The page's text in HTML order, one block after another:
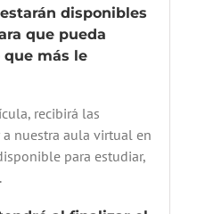
disponibles
que pueda
más le
recibirá las
nuestra aula virtual en
para estudiar,